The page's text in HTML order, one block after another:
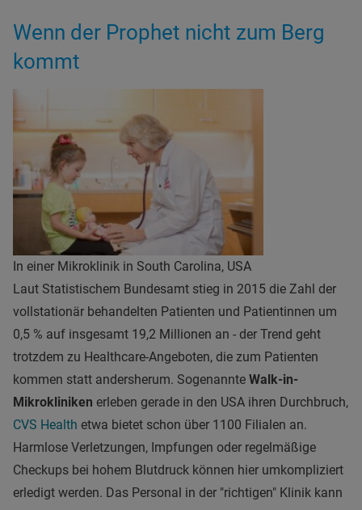
Wenn der Prophet nicht zum Berg
kommt
In einer Mikroklinik in South Carolina, USA
Laut Statistischem Bundesamt stieg in 2015 die Zahl der
vollstationär behandelten Patienten und Patientinnen um
0,5 % auf insgesamt 19,2 Millionen an - der Trend geht
trotzdem zu Healthcare-Angeboten, die zum Patienten
kommen statt andersherum. Sogenannte Walk-in-
Mikrokliniken erleben gerade in den USA ihren Durchbruch,
CVS Health etwa bietet schon über 1100 Filialen an.
Harmlose Verletzungen, Impfungen oder regelmäßige
Checkups bei hohem Blutdruck können hier umkompliziert
erledigt werden. Das Personal in der "richtigen" Klinik kann